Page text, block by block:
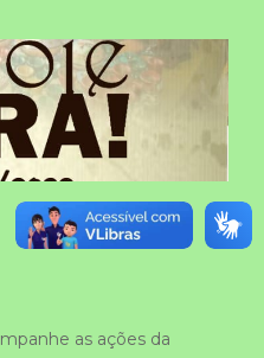
as ações da